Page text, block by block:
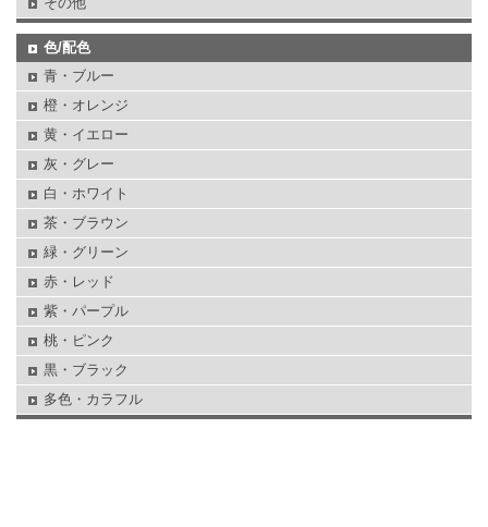
色/配色
青・ブルー
橙・オレンジ
黄・イエロー
灰・グレー
白・ホワイト
茶・ブラウン
緑・グリーン
赤・レッド
紫・パープル
桃・ピンク
黒・ブラック
多色・カラフル